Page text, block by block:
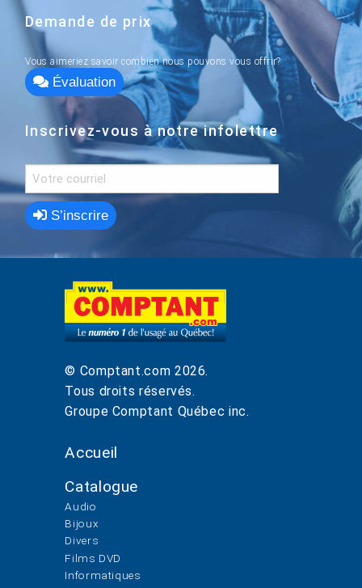
Demande de prix
Vous aimeriez savoir combien nous pouvons vous offrir?
Évaluation
Inscrivez-vous à notre infolettre
S’inscrire
© Comptant.com 2026.
Tous droits réservés.
Groupe Comptant Québec inc.
Accueil
Catalogue
Audio
Bijoux
Divers
Films DVD
Informatiques